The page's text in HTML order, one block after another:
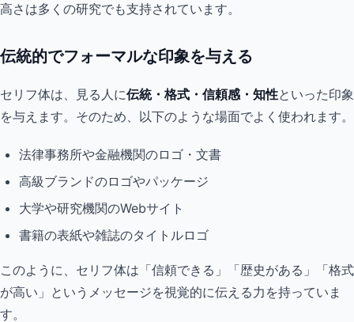
高さは多くの研究でも支持されています。
伝統的でフォーマルな印象を与える
セリフ体は、見る人に伝統・格式・信頼感・知性といった印象
を与えます。そのため、以下のような場面でよく使われます。
法律事務所や金融機関のロゴ・文書
高級ブランドのロゴやパッケージ
大学や研究機関のWebサイト
書籍の表紙や雑誌のタイトルロゴ
このように、セリフ体は「信頼できる」「歴史がある」「格式
が高い」というメッセージを視覚的に伝える力を持っていま
す。